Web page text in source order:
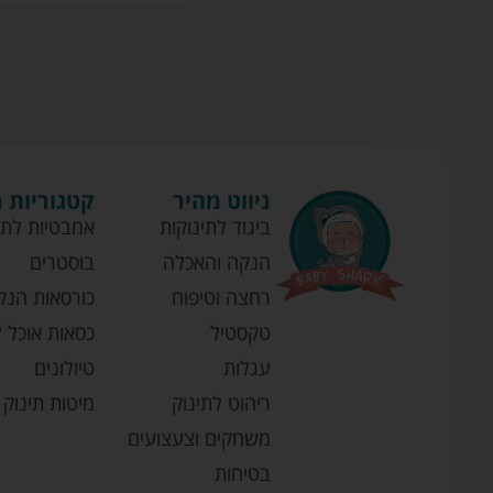
ניווט מהיר
ביגוד לתינוקות
הנקה והאכלה
רחצה וטיפוח
טקסטיל
עגלות
ריהוט לתינוק
משחקים וצעצועים
בטיחות
אמבטיות
בוסטרים
כורסאות
כסאות אוכל
טיולונים
מיטות תינוק